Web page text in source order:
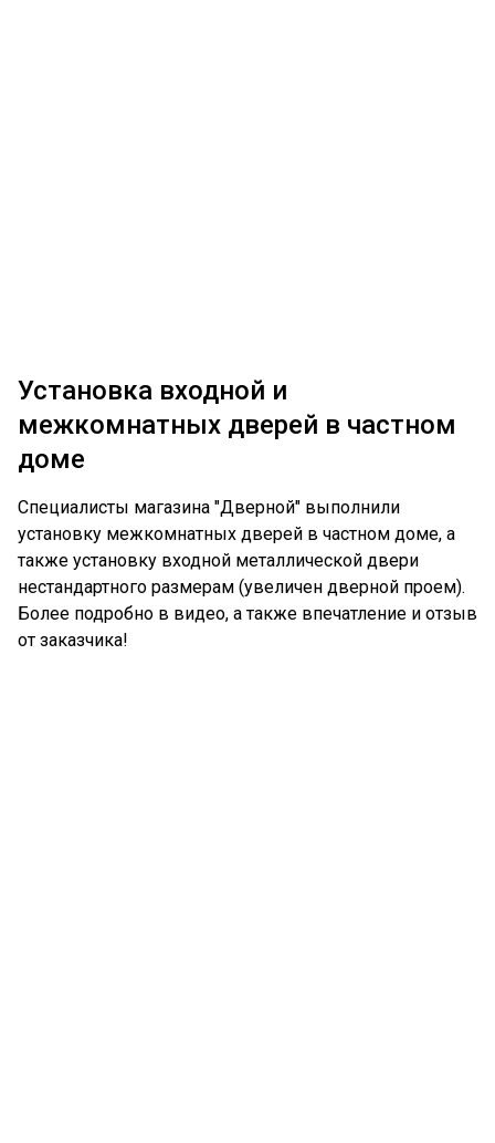
Установка входной и
межкомнатных дверей в частном
доме
Специалисты магазина "Дверной" выполнили
установку межкомнатных дверей в частном доме, а
также установку входной металлической двери
нестандартного размерам (увеличен дверной проем).
Более подробно в видео, а также впечатление и отзыв
от заказчика!